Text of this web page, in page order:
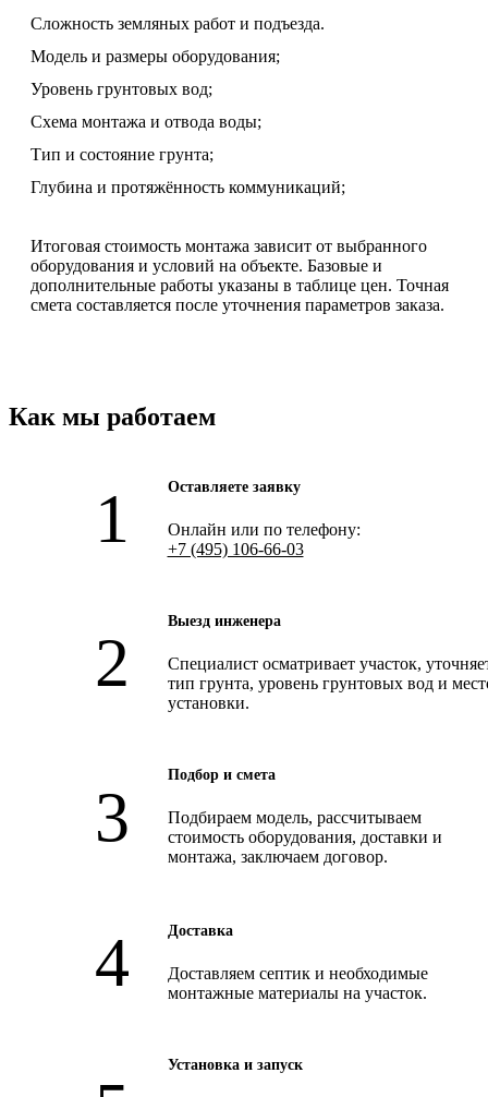
Модель и размеры оборудования;
Тип и состояние грунта;
Уровень грунтовых вод;
Глубина и протяжённость коммуникаций;
Схема монтажа и отвода воды;
Сложность земляных работ и подъезда.
Итоговая стоимость монтажа зависит от выбранного
оборудования и условий на объекте. Базовые и
дополнительные работы указаны в таблице цен. Точная
смета составляется после уточнения параметров заказа.
Как мы работаем
Оставляете заявку
Онлайн или по телефону:
+7 (495) 106-66-03
Выезд инженера
Специалист осматривает участок,
тип грунта, уровень грунтовых вод и
установки.
Подбор и смета
Подбираем модель, рассчитываем
стоимость оборудования, доставки и
монтажа, заключаем договор.
Доставка
Доставляем септик и необходимые
монтажные материалы на участок.
Установка и запуск